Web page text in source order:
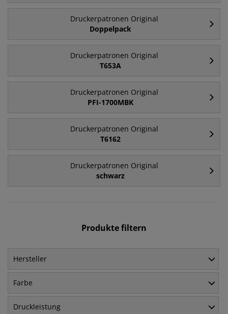
Druckerpatronen Original
Doppelpack
Druckerpatronen Original
T653A
Druckerpatronen Original
PFI-1700MBK
Druckerpatronen Original
T6162
Druckerpatronen Original
schwarz
Produkte filtern
Hersteller
Farbe
Druckleistung